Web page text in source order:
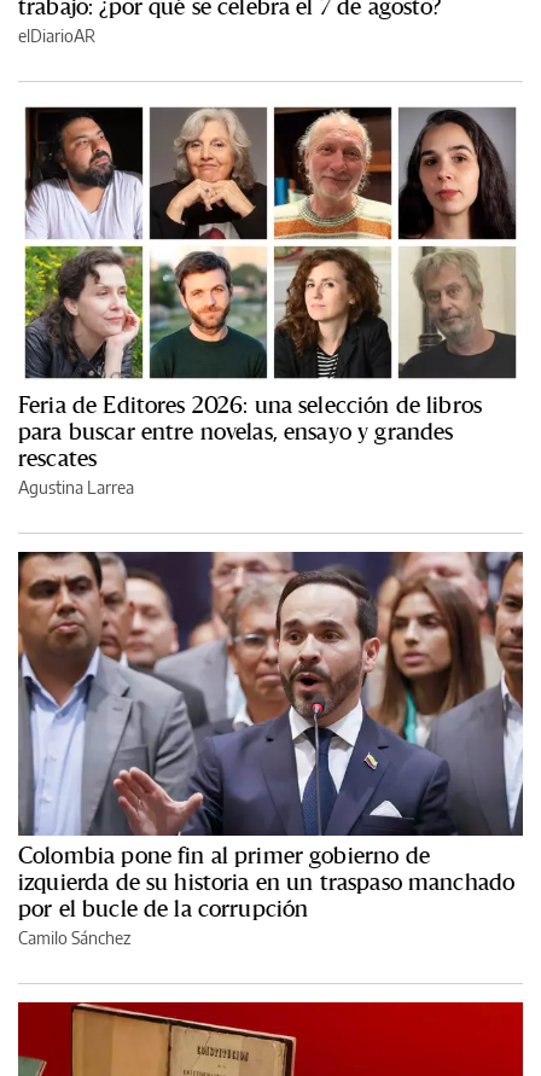
trabajo: ¿por qué se celebra el 7 de agosto?
elDiarioAR
Feria de Editores 2026: una selección de libros
para buscar entre novelas, ensayo y grandes
rescates
Agustina Larrea
Colombia pone fin al primer gobierno de
izquierda de su historia en un traspaso manchado
por el bucle de la corrupción
Camilo Sánchez